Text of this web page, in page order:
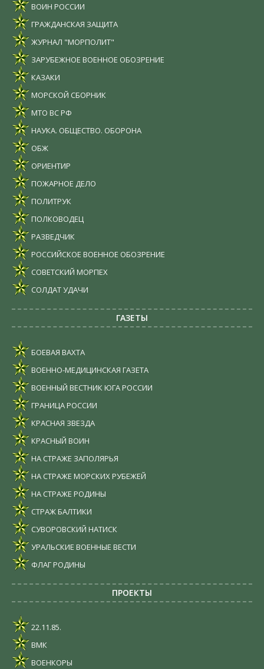
ВОИН РОССИИ
ГРАЖДАНСКАЯ ЗАЩИТА
ЖУРНАЛ "МОРПОЛИТ"
ЗАРУБЕЖНОЕ ВОЕННОЕ ОБОЗРЕНИЕ
КАЗАКИ
МОРСКОЙ СБОРНИК
МТО ВС РФ
НАУКА. ОБЩЕСТВО. ОБОРОНА
ОБЖ
ОРИЕНТИР
ПОЖАРНОЕ ДЕЛО
ПОЛИТРУК
ПОЛКОВОДЕЦ
РАЗВЕДЧИК
РОССИЙСКОЕ ВОЕННОЕ ОБОЗРЕНИЕ
СОВЕТСКИЙ МОРПЕХ
СОЛДАТ УДАЧИ
ГАЗЕТЫ
БОЕВАЯ ВАХТА
ВОЕННО-МЕДИЦИНСКАЯ ГАЗЕТА
ВОЕННЫЙ ВЕСТНИК ЮГА РОССИИ
ГРАНИЦА РОССИИ
КРАСНАЯ ЗВЕЗДА
КРАСНЫЙ ВОИН
НА СТРАЖЕ ЗАПОЛЯРЬЯ
НА СТРАЖЕ МОРСКИХ РУБЕЖЕЙ
НА СТРАЖЕ РОДИНЫ
СТРАЖ БАЛТИКИ
СУВОРОВСКИЙ НАТИСК
УРАЛЬСКИЕ ВОЕННЫЕ ВЕСТИ
ФЛАГ РОДИНЫ
ПРОЕКТЫ
22.11.85.
ВМК
ВОЕНКОРЫ